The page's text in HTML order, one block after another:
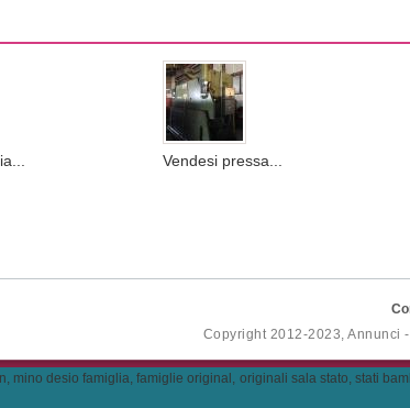
Vendesi pressa...
Copyright 2012-2023, Annunci
desio famiglia, famiglie original, originali sala stato, stati